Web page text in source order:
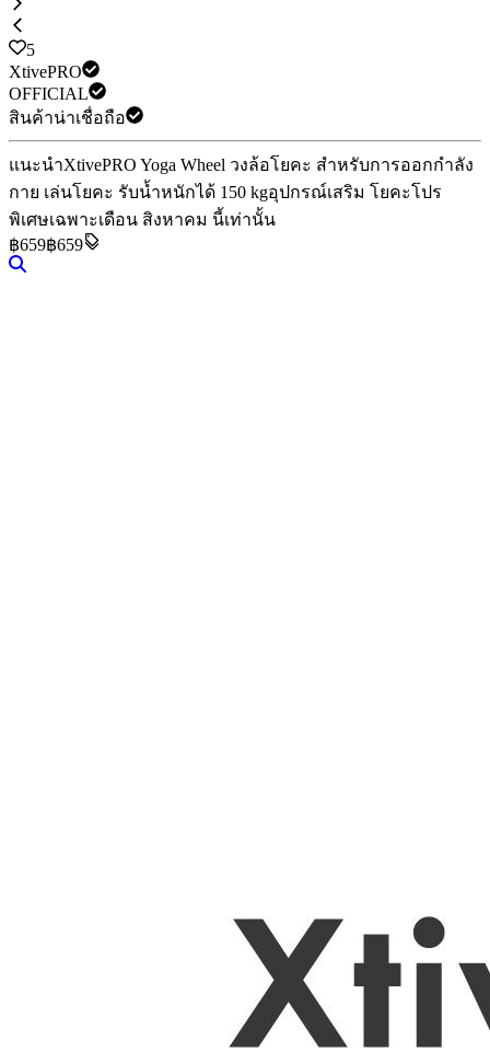
5
XtivePRO
OFFICIAL
สินค้าน่าเชื่อถือ
แนะนำXtivePRO Yoga Wheel วงล้อโยคะ สำหรับการออกกำลัง
กาย เล่นโยคะ รับน้ำหนักได้ 150 kgอุปกรณ์เสริม โยคะโปร
พิเศษเฉพาะเดือน สิงหาคม นี้เท่านั้น
฿659฿659